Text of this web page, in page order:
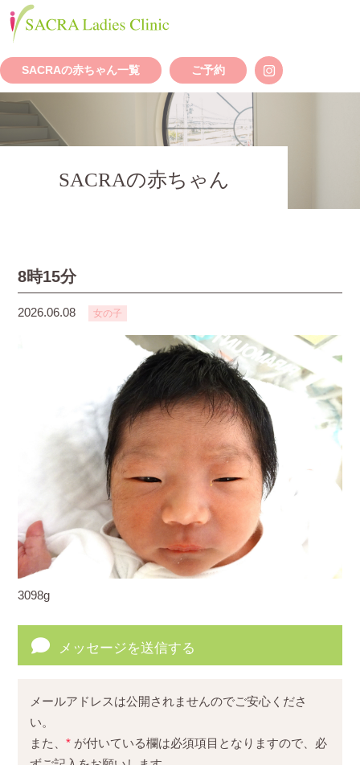
SACRAの赤ちゃん一覧 ご予約
SACRAの赤ちゃん
8時15分
2026.06.08 女の子
3098g
メッセージを送信する
メールアドレスは公開されませんのでご安心くださ
い。
また、* が付いている欄は必須項目となりますので、必